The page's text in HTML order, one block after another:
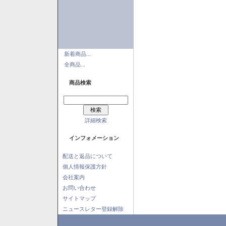
新着商品...
全商品...
商品検索
詳細検索
インフォメーション
配送と返品について
個人情報保護方針
会社案内
お問い合わせ
サイトマップ
ニュースレター登録解除